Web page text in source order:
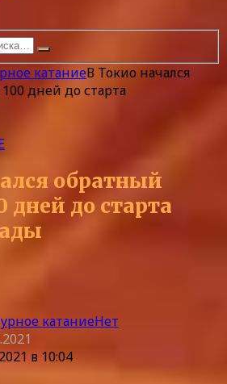
катаниеВ Токио начался
дней до старта
обратный
дней до старта
катаниеНет
в 10:04